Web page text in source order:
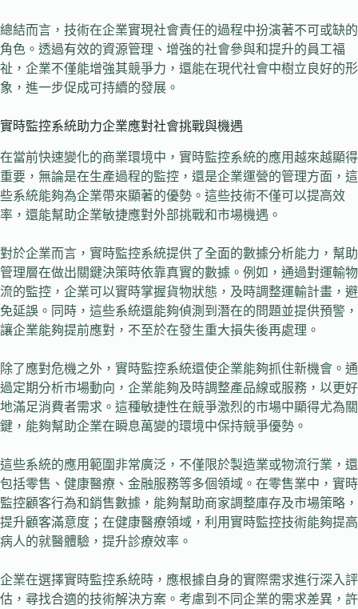
總結而言，技術在企業實現社會責任的過程中扮演著不可或缺的
角色。透過有效的資源管理、增強的社會參與和提升的員工福
祉，企業不僅能增強其競爭力，還能在現代社會中樹立良好的形
象，進一步促成可持續的發展。
實時監控系統助力企業應對社會挑戰與機遇
在當前快速變化的商業環境中，實時監控系統的應用越來越顯得
重要，無論是在生產過程的監控，還是企業運營的管理方面，這
些系統能夠為企業帶來顯著的優勢。這些技術不僅可以提高效
率，還能幫助企業敏捷應對外部挑戰和市場機遇。
對於企業而言，實時監控系統提供了全面的數據分析能力，幫助
管理層在做出關鍵決策時依靠真實的數據。例如，通過對運輸物
流的監控，企業可以實時掌握貨物狀態，及時調整運輸計畫，避
免延誤。同時，這些系統還能夠偵測到潛在的問題並提供預警，
讓企業能夠提前應對，不至於在發生重大損失後再處理。
除了應對危機之外，實時監控系統還使企業能夠抓住新機會。通
過定期分析市場動向，企業能夠及時調整產品線或服務，以更好
地滿足消費者需求。這種敏捷性在競爭激烈的市場中顯得尤為關
鍵，能夠幫助企業在瞬息萬變的環境中保持競爭優勢。
這些系統的應用範圍非常廣泛，不僅限於製造業或物流行業，還
包括零售、健康醫療、金融服務等多個領域。在零售業中，實時
監控顧客行為和銷售數據，能夠幫助商家調整庫存及市場策略，
提升顧客滿意度；在健康醫療領域，利用實時監控技術能夠提高
病人的就醫體驗，提升診療效率。
企業在選擇實時監控系統時，應根據自身的實際需求進行深入評
估，尋找合適的技術解決方案。考慮到不同企業的需求差異，許